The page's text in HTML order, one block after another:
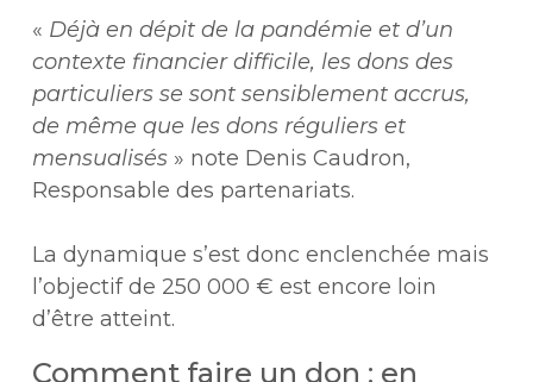
« Déjà en dépit de la pandémie et d’un
contexte financier difficile, les dons des
particuliers se sont sensiblement accrus,
de même que les dons réguliers et
mensualisés » note Denis Caudron,
Responsable des partenariats.
La dynamique s’est donc enclenchée mais
l’objectif de 250 000 € est encore loin
d’être atteint.
Comment faire un don : en